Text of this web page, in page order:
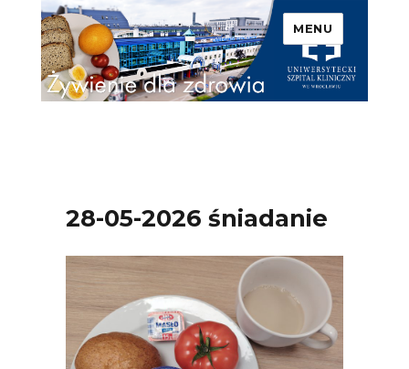
Uniwersytecki Szpital
Kliniczny we Wrocławiu –
Żywienie dla zdrowia
MENU
28-05-2026 śniadanie